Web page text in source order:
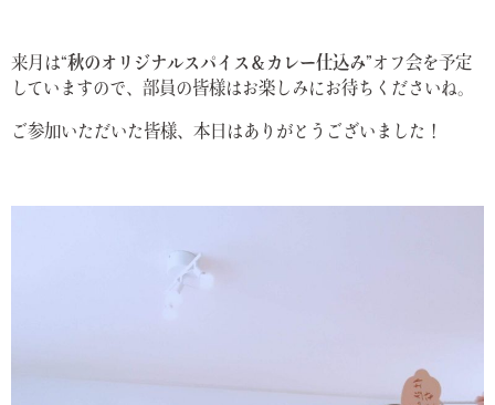
来月は“秋のオリジナルスパイス＆カレー仕込み”オフ会を予定
していますので、部員の皆様はお楽しみにお待ちくださいね。
ご参加いただいた皆様、本日はありがとうございました！